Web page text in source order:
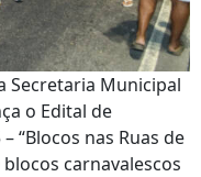
Secretaria Municipal
o Edital de
“Blocos nas Ruas de
carnavalescos